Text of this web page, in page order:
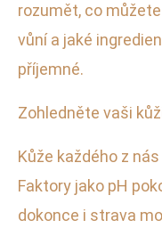
rozumět, co
vůní a jaké
příjemné.
Zohledněte vaši
Kůže každého z
Faktory jako pH
dokonce i strava